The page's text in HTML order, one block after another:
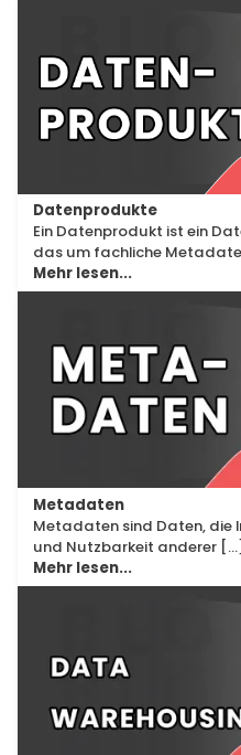
Datenprodukte
Ein Datenprodukt ist ein
das um fachliche
Mehr lesen...
Metadaten
Metadaten sind Daten, die
und Nutzbarkeit anderer [...]
Mehr lesen...